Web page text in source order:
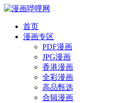
首页
漫画专区
PDF漫画
JPG漫画
香港漫画
全彩漫画
高品甄选
合辑漫画